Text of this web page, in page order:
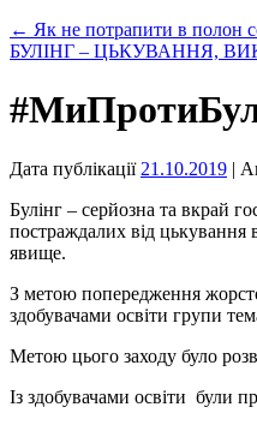
← Як не потрапити в полон
БУЛІНГ – ЦЬКУВАННЯ,
Дата публікації 21.10.2019 |
Булінг – серйозна та вкрай
постраждалих від цькування
явище.
З метою попередження
здобувачами освіти групи
Метою цього заходу було
Із здобувачами освіти були